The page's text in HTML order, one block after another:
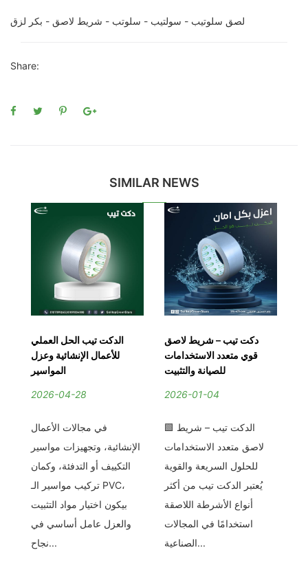
لصق سلوتيب - سولتيب - سلوتب - شريط لاصق - بكر لزق
Share:
SIMILAR NEWS
الدكت تيب الحل العملي
للأعمال الإنشائية وعزل
المواسير
2026-04-28
في مجالات الأعمال
الإنشائية، وتجهيزات مواسير
التكييف أو التدفئة، وكمان
تركيب مواسير الـ PVC،
بيكون اختيار مواد التثبيت
والعزل عامل أساسي في
نجاح...
دكت تيب – شريط لاصق
قوي متعدد الاستخدامات
للصيانة والتثبيت
2026-01-04
🟩 الدكت تيب – شريط
لاصق متعدد الاستخدامات
للحلول السريعة والقوية
يُعتبر الدكت تيب من أكثر
أنواع الأشرطة اللاصقة
استخدامًا في المجالات
الصناعية...